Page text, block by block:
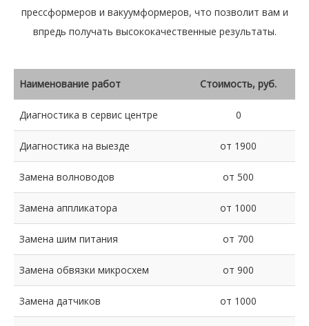
прессформеров и вакуумформеров, что позволит вам и
впредь получать высококачественные результаты.
Наименование работ Стоимость, руб.
Диагностика в сервис центре 0
Диагностика на выезде от 1900
Замена волноводов от 500
Замена аппликатора от 1000
Замена шим питания от 700
Замена обвязки микросхем от 900
Замена датчиков от 1000